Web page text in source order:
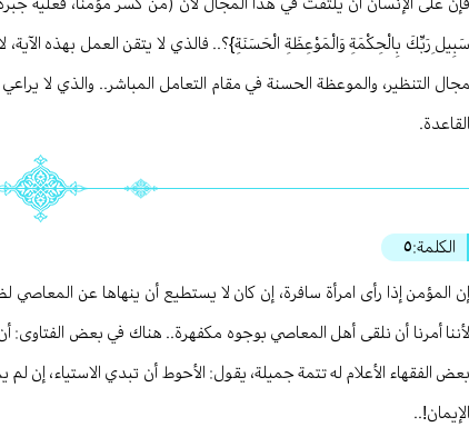
سَبِيلِ رَبِّكَ بِالْحِكْمَةِ وَالْمَوْعِظَةِ الْحَسَنَةِ}؟.. فالذي لا يتقن العمل بهذه
مجال التنظير، والموعظة الحسنة في مقام التعامل المباشر.. والذي لا
القاعدة.
الكلمة:٥
إن المؤمن إذا رأى امرأة سافرة، إن كان لا يستطيع أن ينهاها عن
لأننا أمرنا أن نلقى أهل المعاصي بوجوه مكفهرة.. هناك في بعض الفتاوى:
بعض الفقهاء الأعلام له تتمة جميلة، يقول: الأحوط أن تبدي الاستياء، إن
الإيمان!..